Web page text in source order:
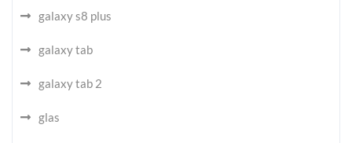
galaxy s8 plus
galaxy tab
galaxy tab 2
glas